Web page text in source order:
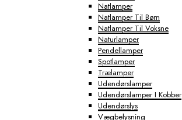
Natlamper
Natlamper Til Børn
Natlamper Til Voksne
Naturlamper
Pendellamper
Spotlamper
Trælamper
Udendørslamper
Udendørslamper I Kobber
Udendørslys
Vægbelysning